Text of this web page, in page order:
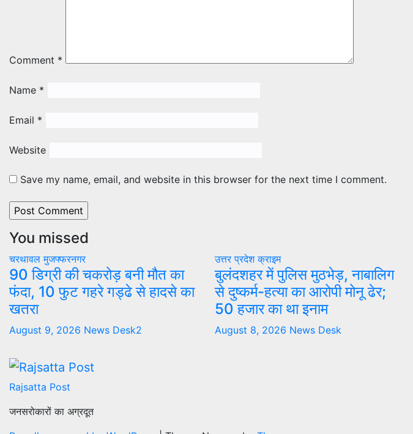
Comment *
Name *
Email *
Website
Save my name, email, and website in this browser for the next time I comment.
You missed
चरथावलमुजफ्फरनगर
90 डिग्री की चकरोड़ बनी मौत का
फंदा, 10 फुट गहरे गड्ढे से हादसे का
खतरा
August 9, 2026 News Desk2
उत्तर प्रदेशक्राइम
बुलंदशहर में पुलिस मुठभेड़, नाबालिग
से दुष्कर्म-हत्या का आरोपी मोनू ढेर;
50 हजार का था इनाम
August 8, 2026 News Desk
Rajsatta Post
जनसरोकारों का अग्रदूत